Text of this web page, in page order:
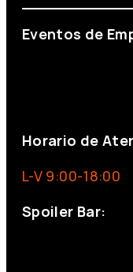
Eventos de
Horario de
L-V 9:00-18:00
Spoiler Bar: